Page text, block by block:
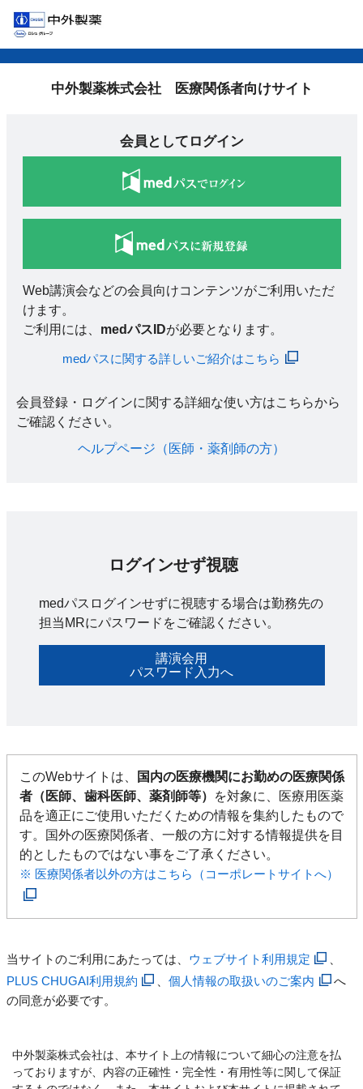
中外製薬株式会社 医療関係者向けサイト
会員としてログイン
Web講演会などの会員向けコンテンツがご利用いただ
けます。
ご利用には、 medパスIDが必要となります。
medパスに関する詳しいご紹介はこちら
会員登録・ログインに関する詳細な使い方はこちらから
ご確認ください。​
ヘルプページ（医師・薬剤師の方）​
ログインせず視聴
medパスログインせずに視聴する場合は勤務先の
担当MRにパスワードをご確認ください。
講演会用
パスワード入力へ
このWebサイトは、
国内の医療機関にお勤めの医療関係
者（医師、歯科医師、薬剤師等）
を対象に、医療用医薬
品を適正にご使用いただくための情報を集約したもので
す。国外の医療関係者、一般の方に対する情報提供を目
的としたものではない事をご了承ください。
※ 医療関係者以外の方はこちら（コーポレートサイトへ）
当サイトのご利用にあたっては、 ウェブサイト利用規定
PLUS CHUGAI利用規約
、個人情報の取扱いのご案内
へ
の同意が必要です。
中外製薬株式会社は、本サイト上の情報について細心の注意を払
っておりますが、内容の正確性・完全性・有用性等に関して保証